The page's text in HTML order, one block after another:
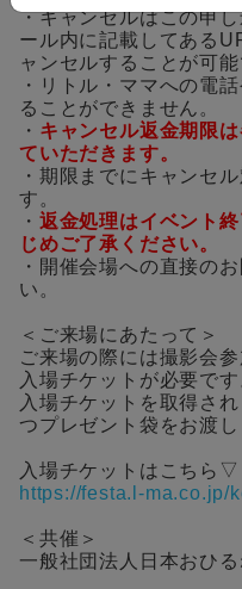
・キャンセルはこの申
ール内に記載してある
ャンセルすることが可能
・リトル・ママへの電
ることができません。
・ キャンセル返金期限
ていただきます。
・期限までにキャンセ
す。
・ 返金処理はイベント
じめご了承ください。
・開催会場への直接の
い。
＜ご来場にあたって＞
ご来場の際には撮影会
入場チケットが必要です
入場チケットを取得さ
つプレゼント袋をお渡
入場チケットはこちら▽
https://festa.l-ma.co.jp/
＜共催＞
一般社団法人日本おひ